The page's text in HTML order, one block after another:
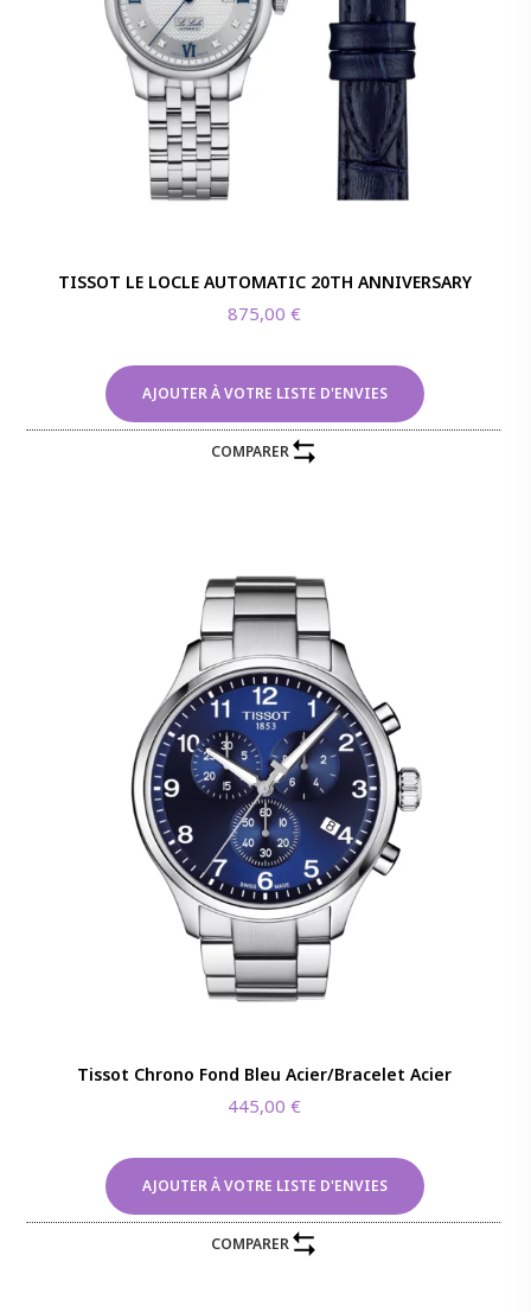
TISSOT LE LOCLE AUTOMATIC 20TH ANNIVERSARY
875,00€
AJOUTER À VOTRE LISTE D'ENVIES
COMPARER
Tissot Chrono Fond Bleu Acier/Bracelet Acier
445,00€
AJOUTER À VOTRE LISTE D'ENVIES
COMPARER